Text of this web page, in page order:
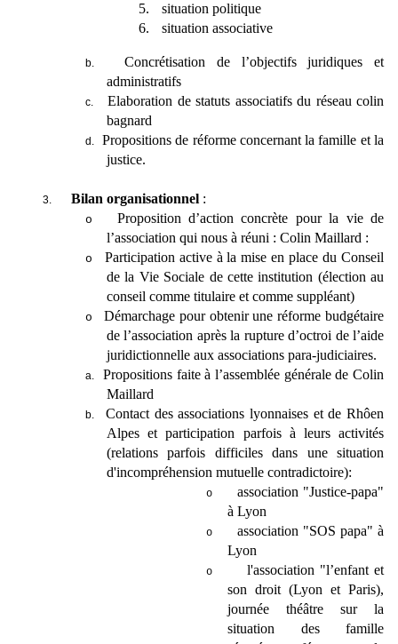
5.
situation politique
6.
situation associative
b.
Concrétisation de l’objectifs juridiques et
administratifs
c.
Elaboration de statuts associatifs du réseau colin
bagnard
d.
Propositions de réforme concernant la famille et la
justice.
3. Bilan organisationnel :
o
Proposition d’action concrète pour la vie de
l’association qui nous à réuni : Colin Maillard :
o
Participation active à la mise en place du Conseil
de la Vie Sociale de cette institution (élection au
conseil comme titulaire et comme suppléant)
o
Démarchage pour obtenir une réforme budgétaire
de l’association après la rupture d’octroi de l’aide
juridictionnelle aux associations para-judiciaires.
a.
Propositions faite à l’assemblée générale de Colin
Maillard
b.
Contact des associations lyonnaises et de Rhôen
Alpes et participation parfois à leurs activités
(relations parfois difficiles dans une situation
d'incompréhension mutuelle contradictoire):
o
association "Justice-papa"
à Lyon
o
association "SOS papa" à
Lyon
o
l'association "l’enfant et
son droit (Lyon et Paris),
journée théâtre sur la
situation des famille